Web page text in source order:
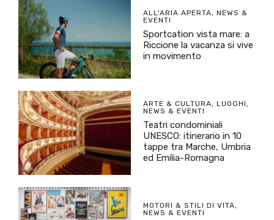
ALL'ARIA APERTA, NEWS &
EVENTI
Sportcation vista mare: a
Riccione la vacanza si vive
in movimento
ARTE & CULTURA, LUOGHI ,
NEWS & EVENTI
Teatri condominiali
UNESCO: itinerario in 10
tappe tra Marche, Umbria
ed Emilia-Romagna
MOTORI & STILI DI VITA,
NEWS & EVENTI